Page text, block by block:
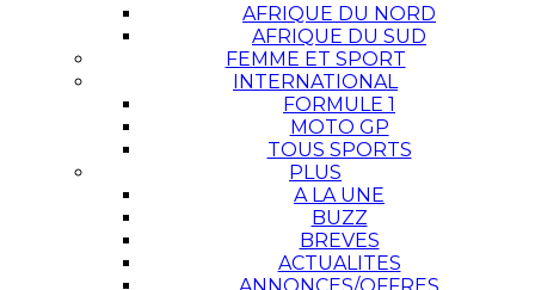
AFRIQUE DU NORD
AFRIQUE DU SUD
FEMME ET SPORT
INTERNATIONAL
FORMULE 1
MOTO GP
TOUS SPORTS
PLUS
A LA UNE
BUZZ
BREVES
ACTUALITES